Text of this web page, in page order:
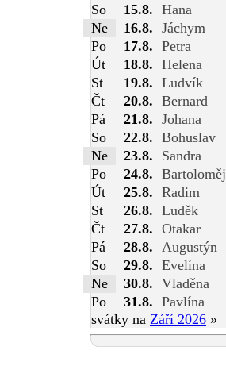
So
15.8. Hana
Ne
16.8. Jáchym
Po
17.8. Petra
Út
18.8. Helena
St
19.8. Ludvík
Čt
20.8. Bernard
Pá
21.8. Johana
So
22.8. Bohuslav
Ne
23.8.
Sandra
Po
24.8. Bartoloměj
Út
25.8. Radim
St
26.8. Luděk
Čt
27.8. Otakar
Pá
28.8.
Augustýn
So
29.8. Evelína
Ne
30.8. Vladěna
Po
31.8. Pavlína
svátky na Září 2026 »